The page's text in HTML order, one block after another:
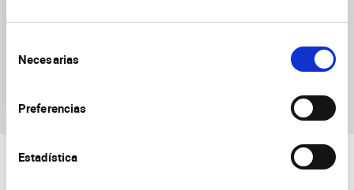
Necesarias
Preferencias
Estadística
Bases neurogenéticas del